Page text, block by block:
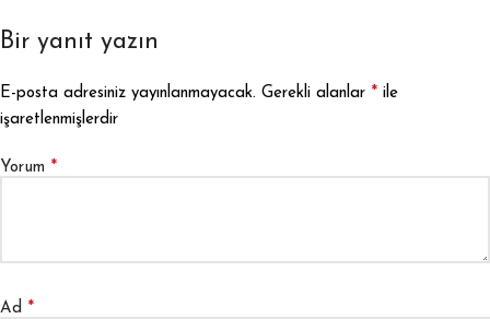
Bir yanıt yazın
E-posta adresiniz yayınlanmayacak. Gerekli alanlar * ile
işaretlenmişlerdir
Yorum *
Ad *